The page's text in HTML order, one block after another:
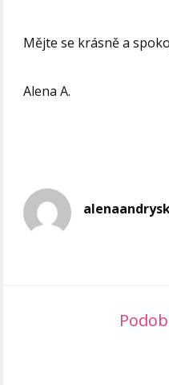
Mějte se krásně a
Alena A.